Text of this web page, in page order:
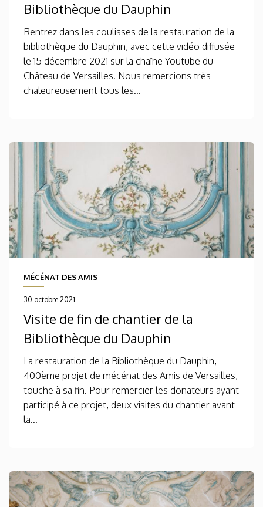
Bibliothèque du Dauphin
Rentrez dans les coulisses de la restauration de la
bibliothèque du Dauphin, avec cette vidéo diffusée
le 15 décembre 2021 sur la chaîne Youtube du
Château de Versailles. Nous remercions très
chaleureusement tous les...
MÉCÉNAT DES AMIS
30 octobre 2021
Visite de fin de chantier de la
Bibliothèque du Dauphin
La restauration de la Bibliothèque du Dauphin,
400ème projet de mécénat des Amis de Versailles,
touche à sa fin. Pour remercier les donateurs ayant
participé à ce projet, deux visites du chantier avant
la...